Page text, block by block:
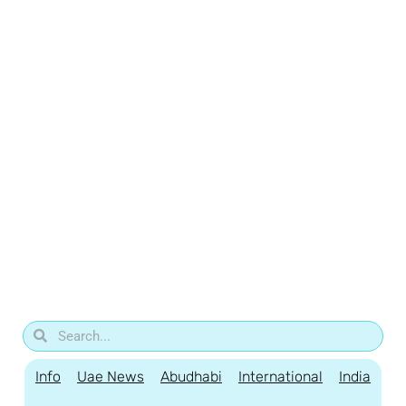
Info Uae News Abudhabi International India